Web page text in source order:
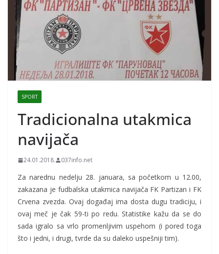
SPORT
Tradicionalna utakmica
navijača
24.01.2018. 037info.net
Za narednu nedelju 28. januara, sa početkom u 12.00,
zakazana je fudbalska utakmica navijača FK Partizan i FK
Crvena zvezda. Ovaj događaj ima dosta dugu tradiciju, i
ovaj meč je čak 59-ti po redu. Statistike kažu da se do
sada igralo sa vrlo promenljivim uspehom (i pored toga
što i jedni, i drugi, tvrde da su daleko uspešniji tim).